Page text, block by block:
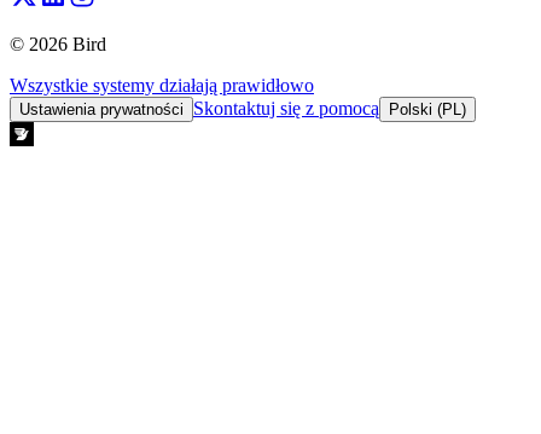
© 2026 Bird
Wszystkie systemy działają prawidłowo
Ustawienia prywatności Skontaktuj się z pomocą Polski (PL)